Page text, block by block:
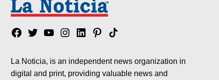
Facebook
TwitterYouTubeInstagram
LinkedinPinterest
Tik
La Noticia, is an independent news organization in
digital and print, providing valuable news and